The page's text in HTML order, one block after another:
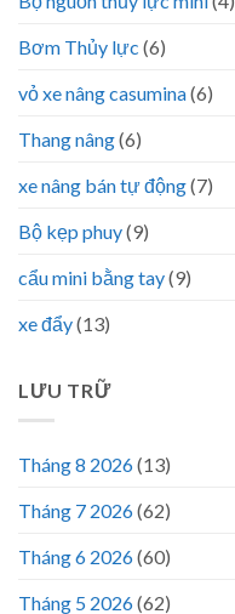
Bơm Thủy lực (6)
vỏ xe nâng casumina(6)
Thang nâng(6)
xe nâng bán tự động(7)
Bộ kẹp phuy(9)
cẩu mini bằng tay(9)
xe đẩy(13)
LƯU TRỮ
Tháng 8 2026(13)
Tháng 7 2026(62)
Tháng 6 2026(60)
Tháng 5 2026(62)